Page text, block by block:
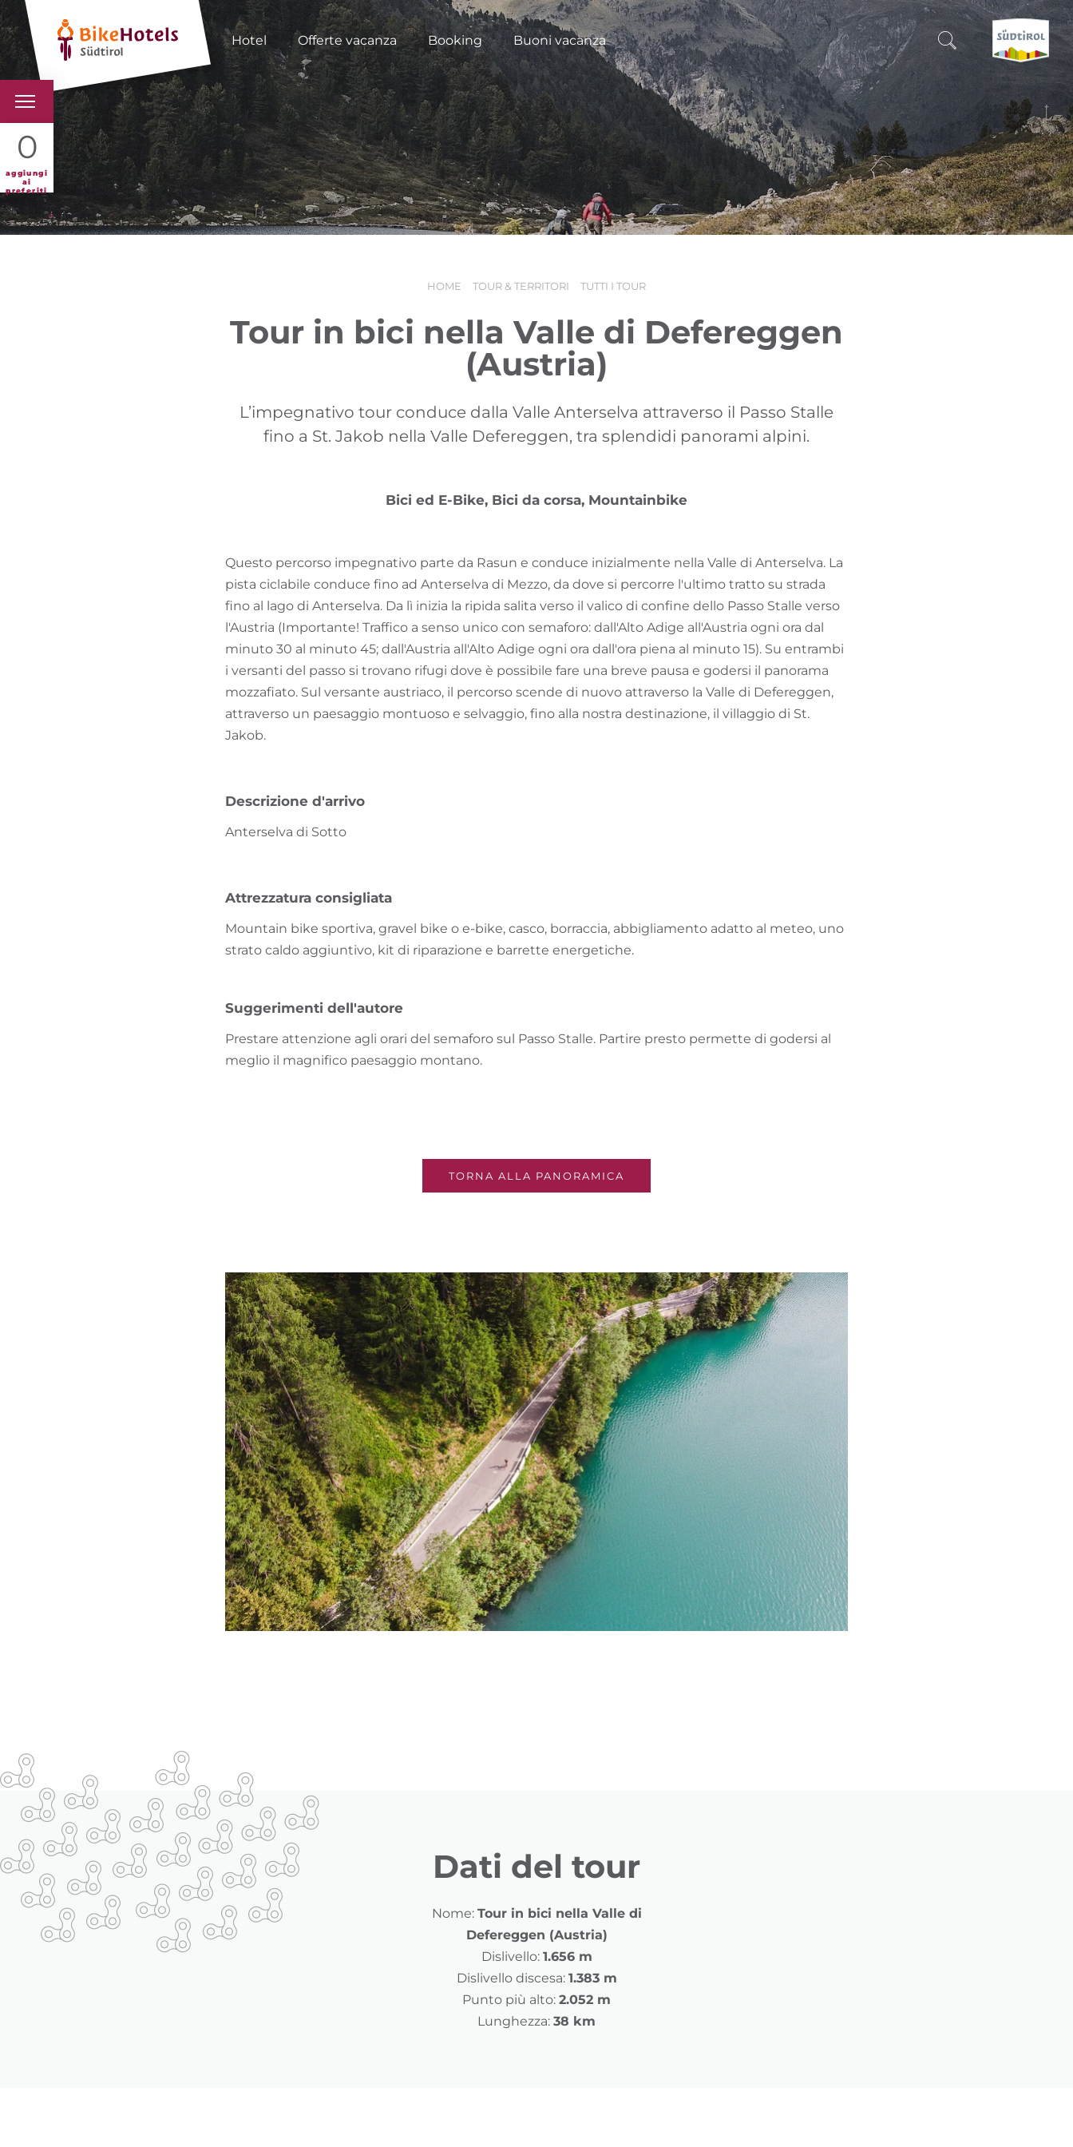
Hotel Offerte vacanza Booking Buoni vacanza
0
aggiungi
ai
preferiti
BIKEHOTELS
HOTELS & PACCHETTI
TOUR & TERRITORI
CERCA E PRENOTA
SCOPRI L'ALTO ADIGE
QUANDO?
-
HOME TOUR & TERRITORI TUTTI I TOUR
Tour in bici nella Valle di Defereggen
(Austria)
L’impegnativo tour conduce dalla Valle Anterselva attraverso il Passo Stalle
fino a St. Jakob nella Valle Defereggen, tra splendidi panorami alpini.
Bici ed E-Bike, Bici da corsa, Mountainbike
Questo percorso impegnativo parte da Rasun e conduce inizialmente nella Valle di Anterselva. La
pista ciclabile conduce fino ad Anterselva di Mezzo, da dove si percorre l'ultimo tratto su strada
fino al lago di Anterselva. Da lì inizia la ripida salita verso il valico di confine dello Passo Stalle verso
l'Austria (Importante! Traffico a senso unico con semaforo: dall'Alto Adige all'Austria ogni ora dal
minuto 30 al minuto 45; dall'Austria all'Alto Adige ogni ora dall'ora piena al minuto 15). Su entrambi
i versanti del passo si trovano rifugi dove è possibile fare una breve pausa e godersi il panorama
mozzafiato. Sul versante austriaco, il percorso scende di nuovo attraverso la Valle di Defereggen,
attraverso un paesaggio montuoso e selvaggio, fino alla nostra destinazione, il villaggio di St.
Jakob.
Descrizione d'arrivo
Anterselva di Sotto
Attrezzatura consigliata
Mountain bike sportiva, gravel bike o e-bike, casco, borraccia, abbigliamento adatto al meteo, uno
strato caldo aggiuntivo, kit di riparazione e barrette energetiche.
Suggerimenti dell'autore
Prestare attenzione agli orari del semaforo sul Passo Stalle. Partire presto permette di godersi al
meglio il magnifico paesaggio montano.
TORNA ALLA PANORAMICA
Dati del tour
Nome: Tour in bici nella Valle di
Defereggen (Austria)
Dislivello: 1.656 m
Dislivello discesa: 1.383 m
Punto più alto: 2.052 m
Lunghezza: 38 km